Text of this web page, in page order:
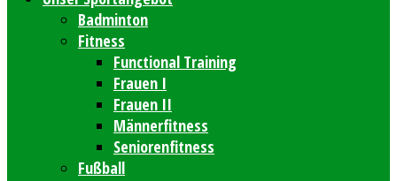
Badminton
Fitness
Functional Training
Frauen I
Frauen II
Männerfitness
Seniorenfitness
Fußball